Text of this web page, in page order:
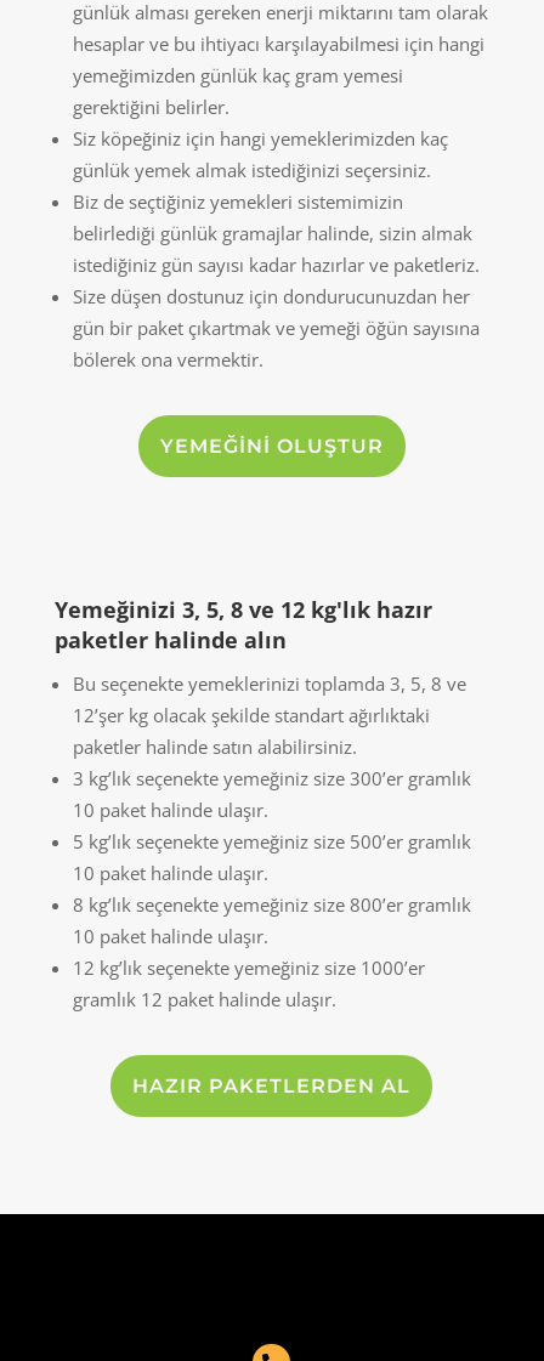
günlük alması gereken enerji miktarını tam olarak
hesaplar ve bu ihtiyacı karşılayabilmesi için hangi
yemeğimizden günlük kaç gram yemesi
gerektiğini belirler.
Siz köpeğiniz için hangi yemeklerimizden kaç
günlük yemek almak istediğinizi seçersiniz.
Biz de seçtiğiniz yemekleri sistemimizin
belirlediği günlük gramajlar halinde, sizin almak
istediğiniz gün sayısı kadar hazırlar ve paketleriz.
Size düşen dostunuz için dondurucunuzdan her
gün bir paket çıkartmak ve yemeği öğün sayısına
bölerek ona vermektir.
YEMEĞİNİ OLUŞTUR
Yemeğinizi 3, 5, 8 ve 12 kg'lık hazır
paketler halinde alın
Bu seçenekte yemeklerinizi toplamda 3, 5, 8 ve
12’şer kg olacak şekilde standart ağırlıktaki
paketler halinde satın alabilirsiniz.
3 kg’lık seçenekte yemeğiniz size 300’er gramlık
10 paket halinde ulaşır.
5 kg’lık seçenekte yemeğiniz size 500’er gramlık
10 paket halinde ulaşır.
8 kg’lık seçenekte yemeğiniz size 800’er gramlık
10 paket halinde ulaşır.
12 kg’lık seçenekte yemeğiniz size 1000’er
gramlık 12 paket halinde ulaşır.
HAZIR PAKETLERDEN AL